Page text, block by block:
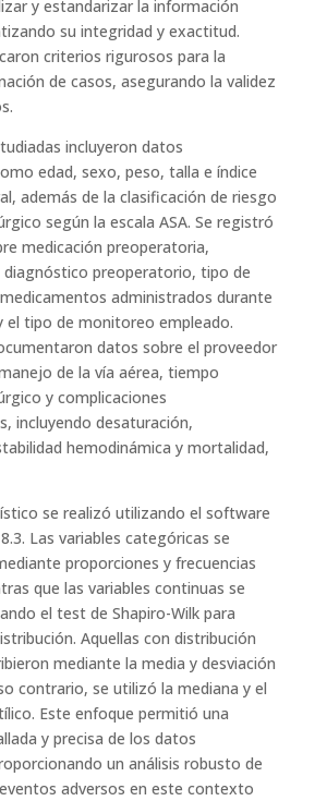
y estandarizar la información
su integridad y exactitud.
criterios rigurosos para la
de casos, asegurando la validez
incluyeron datos
edad, sexo, peso, talla e índice
además de la clasificación de riesgo
según la escala ASA. Se registró
medicación preoperatoria,
diagnóstico preoperatorio, tipo de
administrados durante
el tipo de monitoreo empleado.
datos sobre el proveedor
de la vía aérea, tiempo
y complicaciones
incluyendo desaturación,
hemodinámica y mortalidad,
se realizó utilizando el software
Las variables categóricas se
proporciones y frecuencias
que las variables continuas se
el test de Shapiro-Wilk para
Aquellas con distribución
mediante la media y desviación
contrario, se utilizó la mediana y el
Este enfoque permitió una
y precisa de los datos
un análisis robusto de
adversos en este contexto